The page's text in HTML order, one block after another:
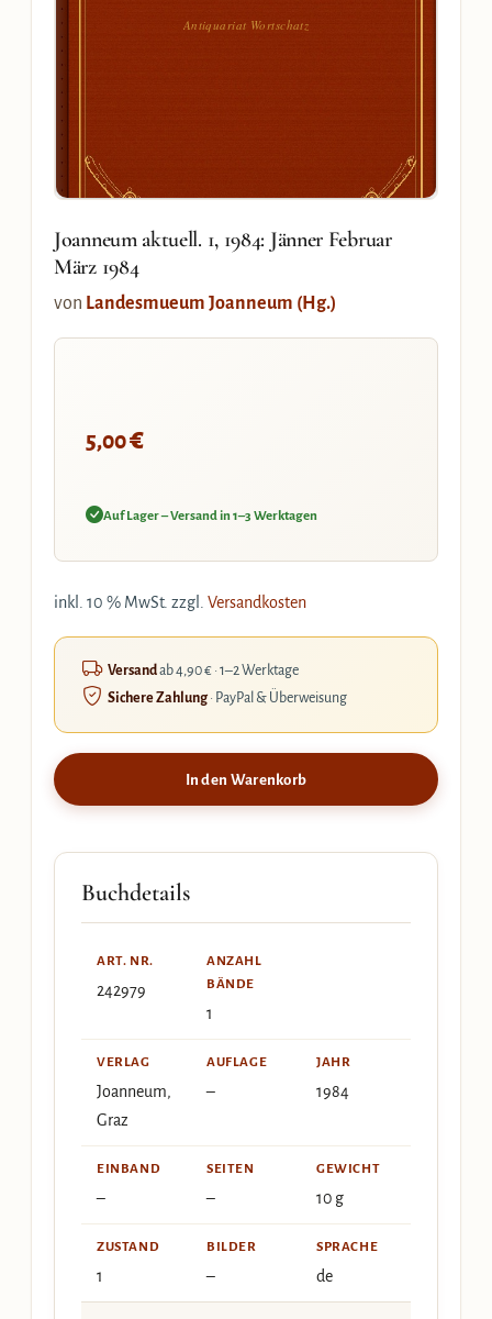
Antiquariat Wortschatz
Joanneum aktuell. 1, 1984: Jänner Februar
März 1984
von Landesmueum Joanneum (Hg.)
5,00€
Auf Lager – Versand in 1–3 Werktagen
inkl. 10 % MwSt. zzgl. Versandkosten
Versandab 4,90 € · 1–2 Werktage
Sichere Zahlung· PayPal & Überweisung
In den Warenkorb
Buchdetails
ART. NR.
242979
ANZAHL
BÄNDE
1
VERLAG
Joanneum,
Graz
AUFLAGE
–
JAHR
1984
EINBAND
–
SEITEN
–
GEWICHT
10 g
ZUSTAND
1
BILDER
–
SPRACHE
de